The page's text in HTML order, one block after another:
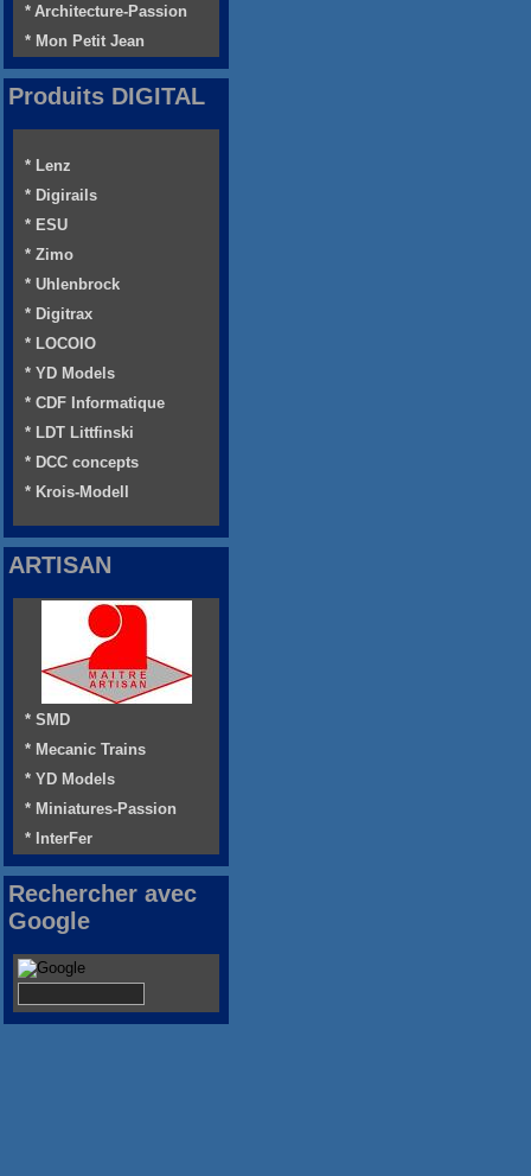
* Architecture-Passion
* Mon Petit Jean
Produits DIGITAL
* Lenz
* Digirails
* ESU
* Zimo
* Uhlenbrock
* Digitrax
* LOCOIO
* YD Models
* CDF Informatique
* LDT Littfinski
* DCC concepts
* Krois-Modell
ARTISAN
* SMD
* Mecanic Trains
* YD Models
* Miniatures-Passion
* InterFer
Rechercher avec
Google